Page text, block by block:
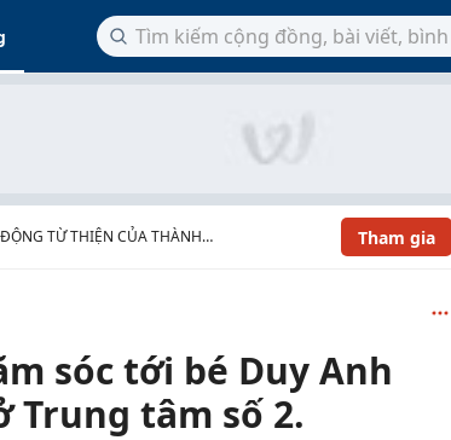
TỪ THIỆN CỦA THÀNH
Tham gia
sóc tới bé Duy Anh
Trung tâm số 2.